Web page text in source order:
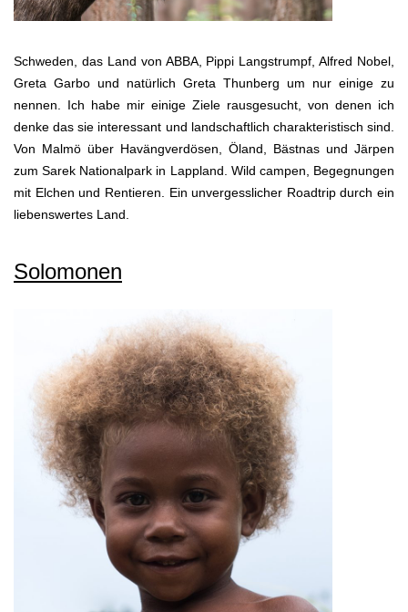
Schweden, das Land von ABBA, Pippi Langstrumpf, Alfred Nobel,
Greta Garbo und natürlich Greta Thunberg um nur einige zu
nennen. Ich habe mir einige Ziele rausgesucht, von denen ich
denke das sie interessant und landschaftlich charakteristisch sind.
Von Malmö über Havängverdösen, Öland, Bästnas und Järpen
zum Sarek Nationalpark in Lappland. Wild campen, Begegnungen
mit Elchen und Rentieren. Ein unvergesslicher Roadtrip durch ein
liebenswertes Land.
Solomonen